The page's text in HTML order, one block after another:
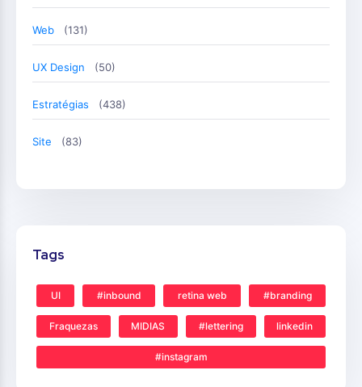
Web (131)
UX Design (50)
Estratégias (438)
Site (83)
Tags
UI #inbound retina web #branding
Fraquezas MIDIAS #lettering linkedin
#instagram